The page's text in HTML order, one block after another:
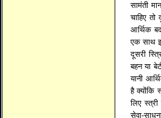
सामंती
चाहिए
आर्थिक
एक साथ
दूसरी
बहन या
यानी
है क्योंकि
लिए
सेवा-